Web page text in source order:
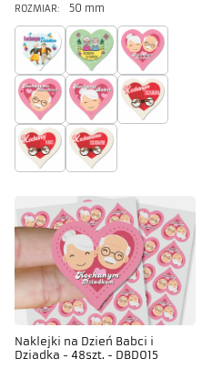
ROZMIAR: 50 mm
Naklejki na Dzień Babci i
Dziadka - 48szt. - DBD015